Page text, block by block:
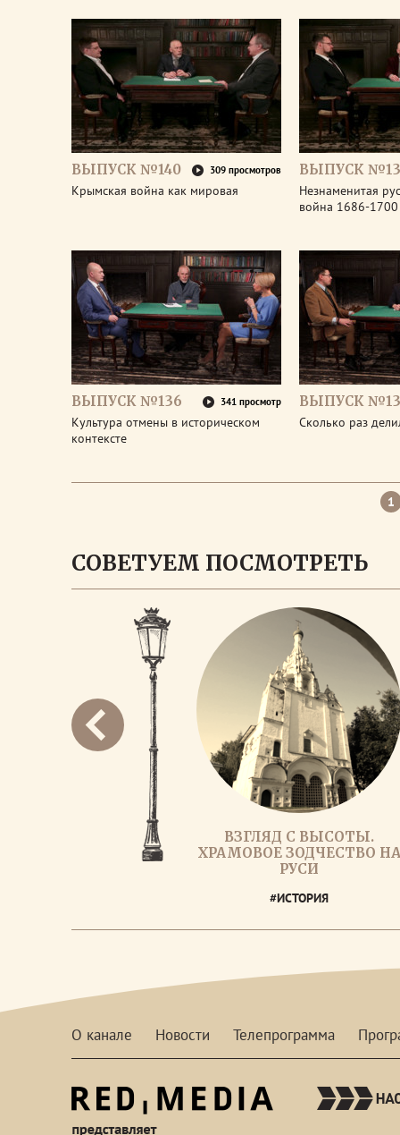
ВЫПУСК №140 309 просмотров
Крымская война как мировая
ВЫПУСК
Незнаменитая
война 1686-1700
ВЫПУСК №136 341 просмотр
Культура отмены в историческом
контексте
ВЫПУСК
Сколько раз
1
СОВЕТУЕМ ПОСМОТРЕТЬ
ВЗГЛЯД С ВЫСОТЫ.
ХРАМОВОЕ ЗОДЧЕСТВО
РУСИ
#ИСТОРИЯ
О канале Новости Телепрограмма